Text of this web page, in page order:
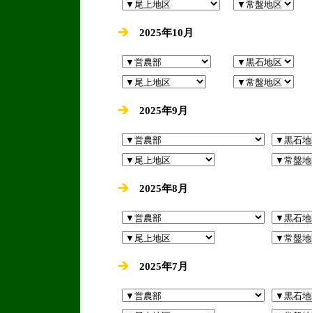
2025年10月
2025年9月
2025年8月
2025年7月